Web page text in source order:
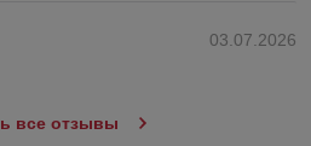
03.07.2026
все отзывы